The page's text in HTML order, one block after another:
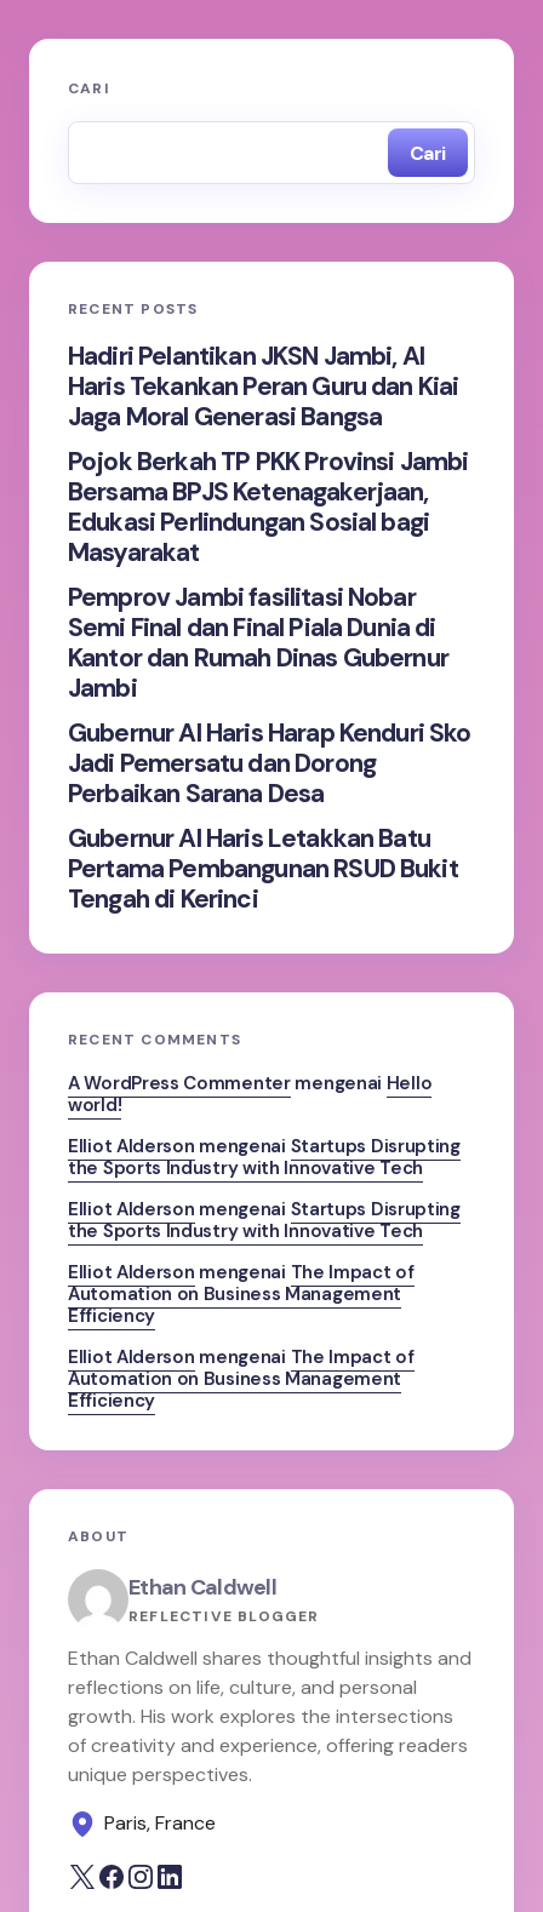
Alamat email Anda tidak akan dipublikasikan.
Your Comment *
Save my name and email in this browser for the
next time I comment.
Submit Comment
CARI
Cari
RECENT POSTS
Hadiri Pelantikan JKSN Jambi, Al
Haris Tekankan Peran Guru dan Kiai
Jaga Moral Generasi Bangsa
Pojok Berkah TP PKK Provinsi Jambi
Bersama BPJS Ketenagakerjaan,
Edukasi Perlindungan Sosial bagi
Masyarakat
Pemprov Jambi fasilitasi Nobar
Semi Final dan Final Piala Dunia di
Kantor dan Rumah Dinas Gubernur
Jambi
Gubernur Al Haris Harap Kenduri Sko
Jadi Pemersatu dan Dorong
Perbaikan Sarana Desa
Gubernur Al Haris Letakkan Batu
Pertama Pembangunan RSUD Bukit
Tengah di Kerinci
RECENT COMMENTS
A WordPress Commentermengenai Hello
world!
Elliot Alderson mengenai Startups Disrupting
the Sports Industry with Innovative Tech
Elliot Alderson mengenai Startups Disrupting
the Sports Industry with Innovative Tech
Elliot Alderson mengenai The Impact of
Automation on Business Management
Efficiency
Elliot Alderson mengenai The Impact of
Automation on Business Management
Efficiency
ABOUT
Ethan Caldwell
REFLECTIVE BLOGGER
Ethan Caldwell shares thoughtful insights and
reflections on life, culture, and personal
growth. His work explores the intersections
of creativity and experience, offering readers
unique perspectives.
Paris, France